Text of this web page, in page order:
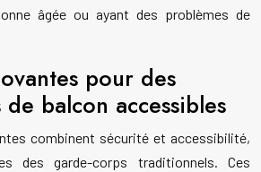
âgée ou ayant des problèmes de
pour des
balcon accessibles
combinent sécurité et accessibilité,
des garde-corps traditionnels. Ces